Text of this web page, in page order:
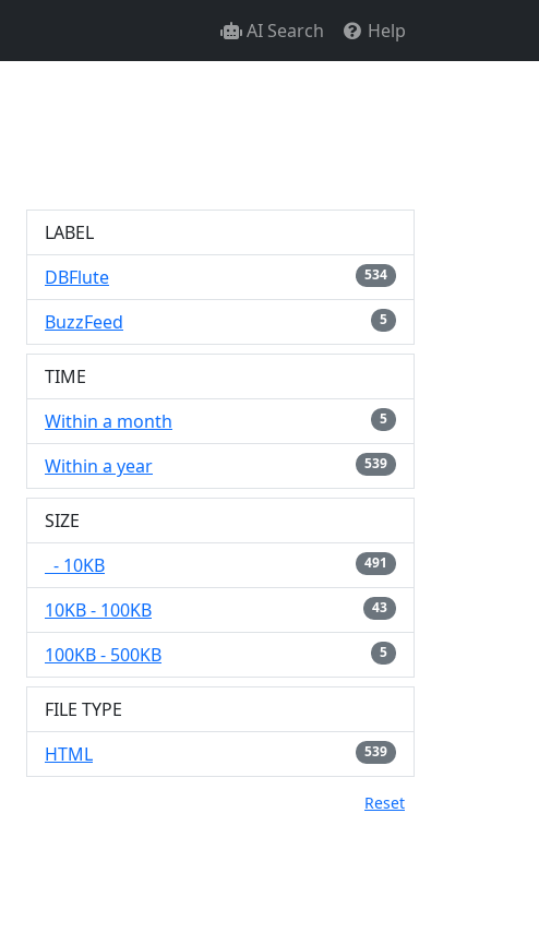
AI Search Help
LABEL
DBFlute
534
BuzzFeed 5
TIME
Within a month
5
Within a year 539
SIZE
- 10KB
491
10KB - 100KB 43
100KB - 500KB 5
FILE TYPE
HTML
539
Reset